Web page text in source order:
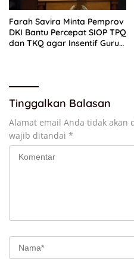
Farah Savira Minta Pemprov
DKI Bantu Percepat SIOP TPQ
dan TKQ agar Insentif Guru
Tinggalkan Balasan
Alamat email Anda tidak akan
wajib ditandai *